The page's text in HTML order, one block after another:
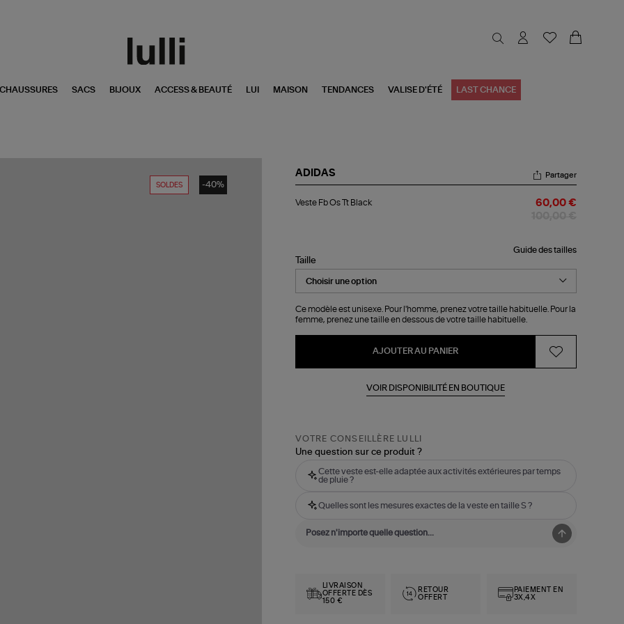
CHAUSSURES SACS BIJOUX ACCESS & BEAUTÉ LUI MAISON TENDANCES VALISE D'ÉTÉ LAST CHANCE
SOLDES -40%
ADIDAS
Fb
Partager
Veste Fb Os Tt Black 60,00 €
Guide des tailles
Taille
Ce modèle est unisexe. Pour l'homme, prenez votre taille habituelle. Pour la
femme, prenez une taille en dessous de votre taille habituelle.
AJOUTER AU PANIER
VOIR DISPONIBILITÉ EN BOUTIQUE
VOTRE CONSEILLÈRE LULLI
Une question sur ce produit ?
Cette veste est-elle adaptée aux activités extérieures par temps
de pluie ?
Quelles sont les mesures exactes de la veste en taille S ?
LIVRAISON
OFFERTE DÈS
150 €
RETOUR
OFFERT
PAIEMENT EN
3X,4X